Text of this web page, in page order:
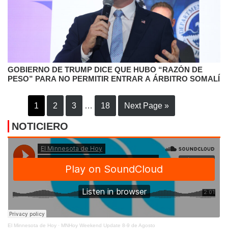
GOBIERNO DE TRUMP DICE QUE HUBO “RAZÓN DE
PESO” PARA NO PERMITIR ENTRAR A ÁRBITRO SOMALÍ
1 2 3 … 18 Next Page »
NOTICIERO
El Minnesota de Hoy · MNHoy Weekend Update 8-9 de Agosto